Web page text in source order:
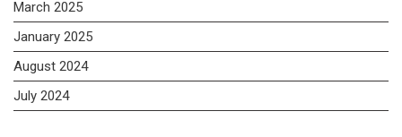
March 2025
January 2025
August 2024
July 2024